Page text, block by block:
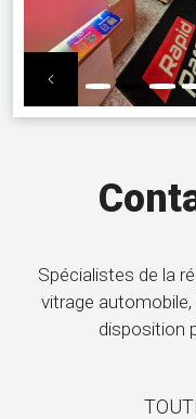
Previous
Spécialistes de la
vitrage
disposition